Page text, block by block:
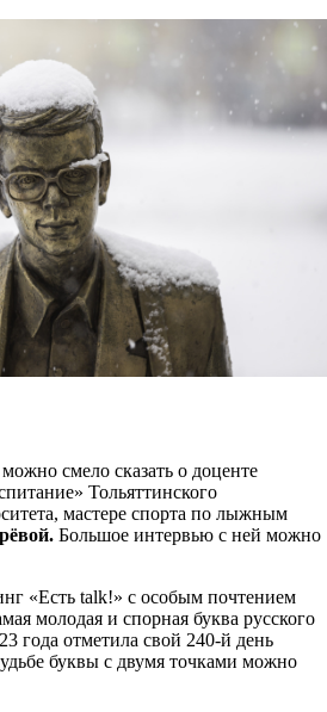
смело сказать о доценте
Тольяттинского
мастере спорта по лыжным
Большое интервью с ней можно
«Есть talk!» с особым почтением
молодая и спорная буква русского
года отметила свой 240-й день
буквы с двумя точками можно